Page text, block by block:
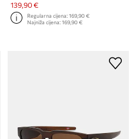
139,90 €
Regularna cijena:169,90 €
Najniža cijena:169,90 €